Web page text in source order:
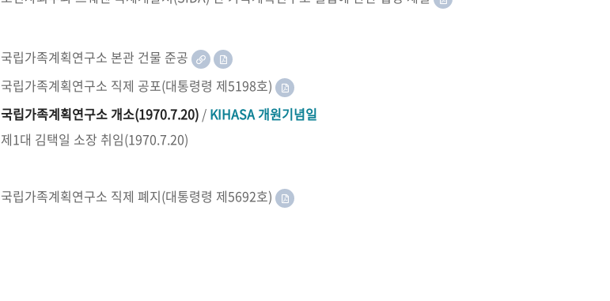
국립가족계획연구소 본관 건물 준공
국립가족계획연구소 직제 공포(대통령령 제5198호)
국립가족계획연구소 개소(1970.7.20) / KIHASA 개원기념일
제1대 김택일 소장 취임(1970.7.20)
국립가족계획연구소 직제 폐지(대통령령 제5692호)